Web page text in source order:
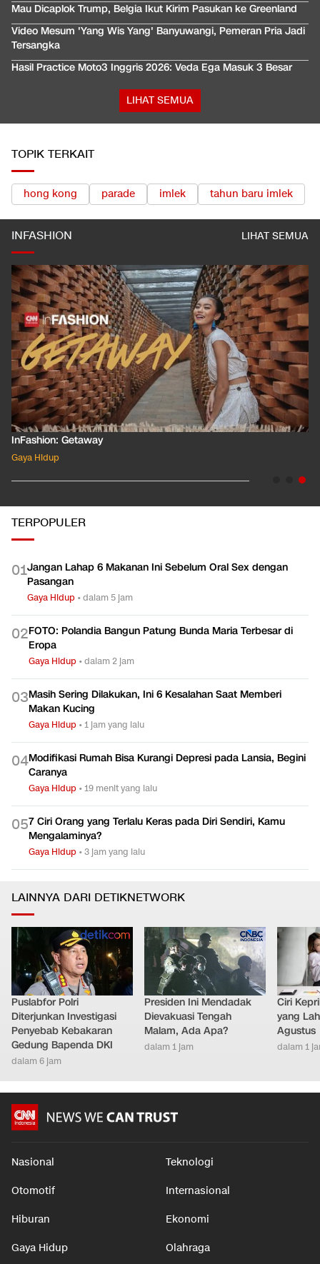
Mau Dicaplok Trump, Belgia Ikut Kirim Pasukan ke Greenland
Video Mesum 'Yang Wis Yang' Banyuwangi, Pemeran Pria Jadi
Tersangka
Hasil Practice Moto3 Inggris 2026: Veda Ega Masuk 3 Besar
LIHAT SEMUA
TOPIK TERKAIT
hong kong parade imlek tahun baru imlek
INFASHION LIHAT SEMUA
InFashion: Masking the Ox
Gaya Hidup
TERPOPULER
01Jangan Lahap 6 Makanan Ini Sebelum Oral Sex dengan
Pasangan
Gaya Hidup •dalam 5 jam
02FOTO: Polandia Bangun Patung Bunda Maria Terbesar di
Eropa
Gaya Hidup •dalam 2 jam
03Masih Sering Dilakukan, Ini 6 Kesalahan Saat Memberi
Makan Kucing
Gaya Hidup •1 jam yang lalu
04Modifikasi Rumah Bisa Kurangi Depresi pada Lansia, Begini
Caranya
Gaya Hidup •19 menit yang lalu
057 Ciri Orang yang Terlalu Keras pada Diri Sendiri, Kamu
Mengalaminya?
Gaya Hidup •3 jam yang lalu
LAINNYA DARI DETIKNETWORK
Puslabfor Polri
Diterjunkan Investigasi
Penyebab Kebakaran
Gedung Bapenda DKI
dalam 6 jam
Presiden Ini Mendadak
Dievakuasi Tengah
Malam, Ada Apa?
dalam 1 jam
Ciri
yang
Agustus
dalam 1
Nasional Teknologi
Otomotif Internasional
Hiburan Ekonomi
Gaya Hidup Olahraga